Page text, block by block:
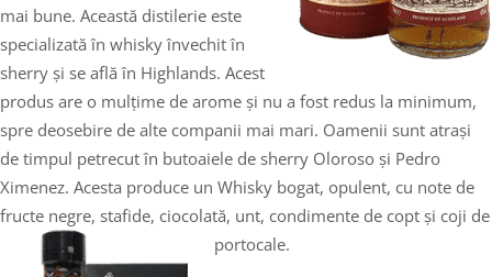
mai bune. Această distilerie este
specializată în whisky învechit în
sherry și se află în Highlands. Acest
produs are o mulțime de arome și nu a fost redus la minimum,
spre deosebire de alte companii mai mari. Oamenii sunt atrași
de timpul petrecut în butoaiele de sherry Oloroso și Pedro
Ximenez. Acesta produce un Whisky bogat, opulent, cu note de
fructe negre, stafide, ciocolată, unt, condimente de copt și coji de
portocale.